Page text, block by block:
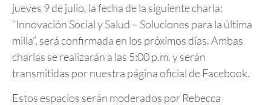
jueves 9 de julio, la fecha de la siguiente charla:
“Innovación Social y Salud – Soluciones para la última
milla”, será confirmada en los próximos días. Ambas
charlas se realizarán a las 5:00 p.m. y serán
transmitidas por nuestra página oficial de Facebook.
Estos espacios serán moderados por Rebecca